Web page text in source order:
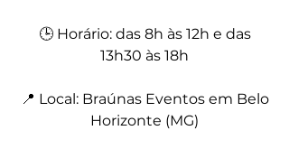
🕒 Horário: das 8h às 12h e das
13h30 às 18h
📍 Local: Braúnas Eventos em Belo
Horizonte (MG)